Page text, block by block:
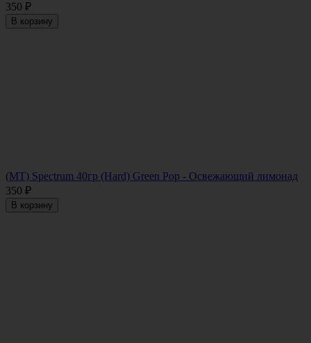
350 ₽
В корзину
(MT) Spectrum 40гр (Hard) Green Pop - Освежающий лимонад
350 ₽
В корзину